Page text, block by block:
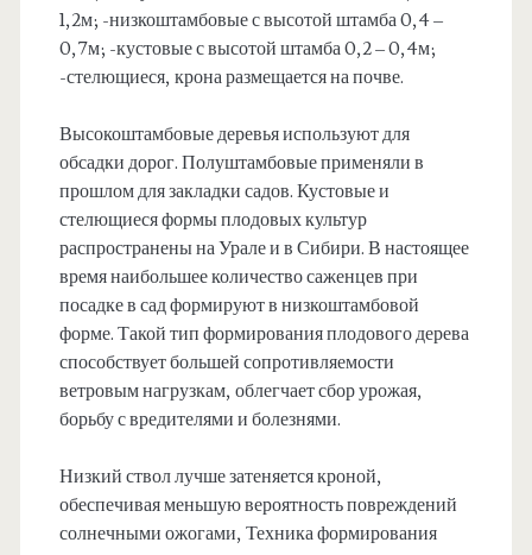
1,2м; -низкоштамбовые с высотой штамба 0,4 –
0,7м; -кустовые с высотой штамба 0,2 – 0,4м;
-стелющиеся, крона размещается на почве.
Высокоштамбовые деревья используют для
обсадки дорог. Полуштамбовые применяли в
прошлом для закладки садов. Кустовые и
стелющиеся формы плодовых культур
распространены на Урале и в Сибири. В настоящее
время наибольшее количество саженцев при
посадке в сад формируют в низкоштамбовой
форме. Такой тип формирования плодового дерева
способствует большей сопротивляемости
ветровым нагрузкам, облегчает сбор урожая,
борьбу с вредителями и болезнями.
Низкий ствол лучше затеняется кроной,
обеспечивая меньшую вероятность повреждений
солнечными ожогами, Техника формирования